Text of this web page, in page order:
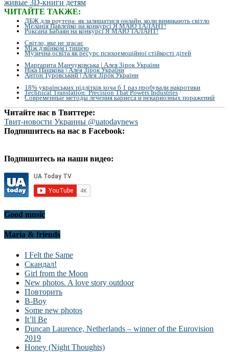
ЧИТАЙТЕ ТАКЖЕ:
ДБЖ для роутера: як залишатися онлайн, коли вимикають світло
Меланія Павленко на конкурсі Я МАЮ ТАЛАНТ!
Роксана Бабаян на конкурсі Я МАЮ ТАЛАНТ!
Світло, яке не згасає
Між дзвінком і тишею
Музична освіта як ресурс психоемоційної стійкості дітей
Маргарита Манчуковська | Алея Зірок України
Ніка Пашкова | Алея Зірок України
Антон Туровський | Алея Зірок України
18% українських підлітків хоча б 1 раз пробували накротики
Technical Translation: Precision That Powers Industries
Современные методы лечения кариеса и некариозных поражений
Читайте нас в Твиттере:
Твит-новости Украины @uatodaynews
Подпишитесь на нас в Facebook:
Подпишитесь на наши видео:
Good music
Maria & friends
I Felt the Same
Скандал!
Girl from the Moon
New photos. A love story outdoor
Повторить
B-Boy
Some new photos
It’ll Be
Duncan Laurence, Netherlands – winner of the Eurovision
2019
Honey (Night Thoughts)